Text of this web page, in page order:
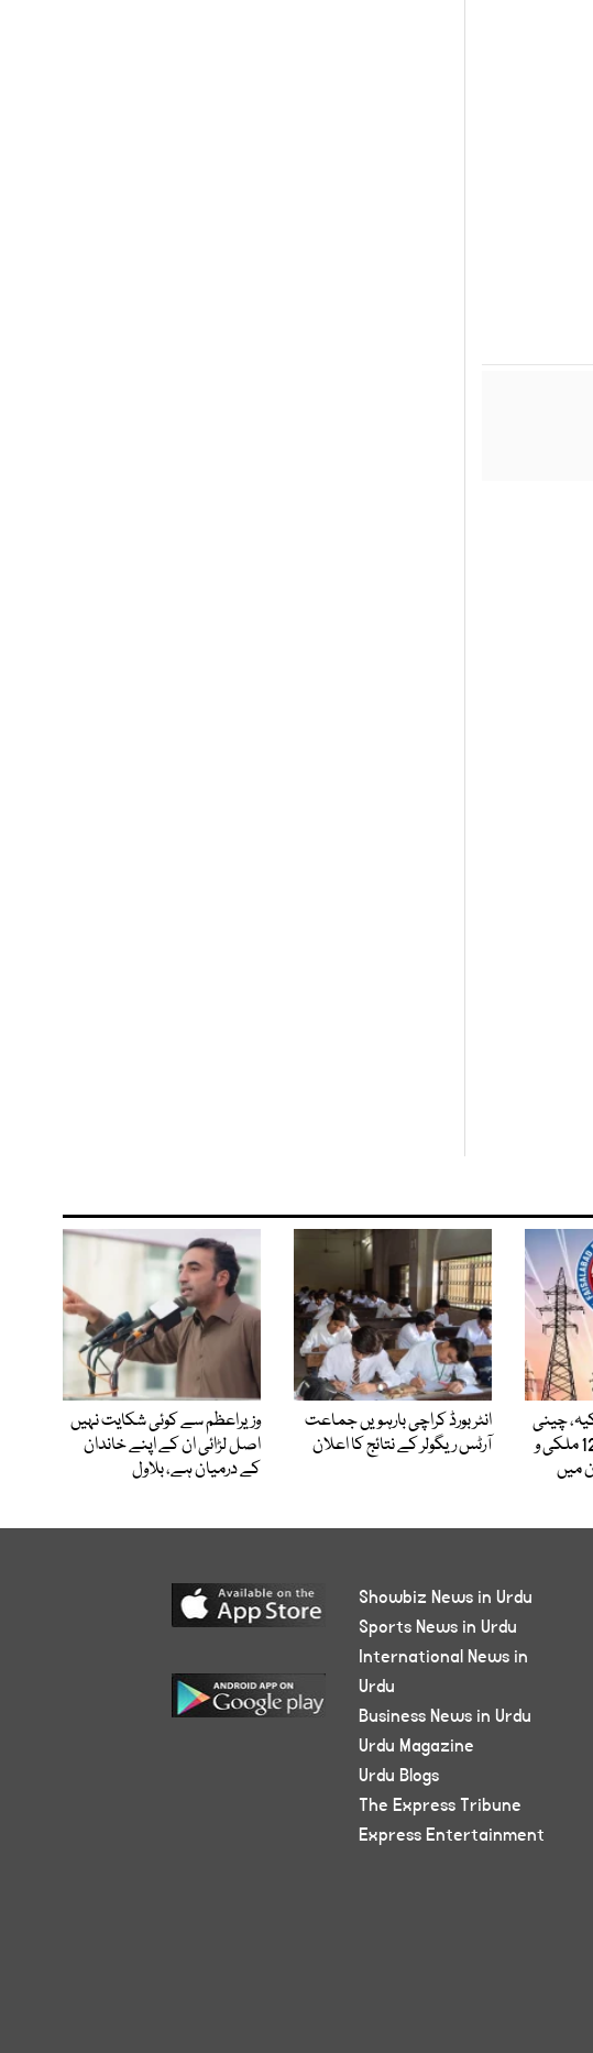
چینی
سرمایہ کاروں سمیت 12 ملکی و
میں
انٹر بورڈ کراچی بارہویں جماعت
آرٹس ریگولر کے نتائج کا اعلان
وزیراعظم سے کوئی شکایت نہیں
اصل لڑائی ان کے اپنے خاندان
کے درمیان ہے، بلاول
Showbiz News in Urdu
Sports News in Urdu
International News in
Urdu
Business News in Urdu
Urdu Magazine
Urdu Blogs
The Express Tribune
Express Entertainment